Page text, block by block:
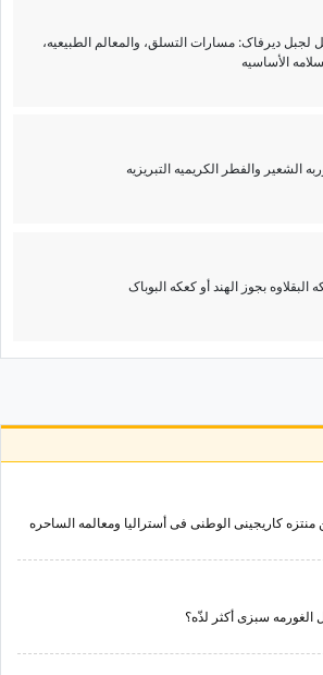
لجبل دیرفاک: مسارات التسلق، والمعالم الطبیعیه،
الأساسیه
الشعیر والفطر الکریمیه التبریزیه
البقلاوه بجوز الهند أو کعکه البوباک
کاریجینی الوطنی فی أسترالیا ومعالمه الساحره
سبزی أکثر لذّه؟